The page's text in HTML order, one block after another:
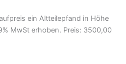
ein Altteilepfand in Höhe
MwSt erhoben. Preis: 3500,00